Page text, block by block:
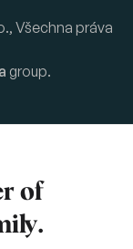
Všechna práva
group.
of